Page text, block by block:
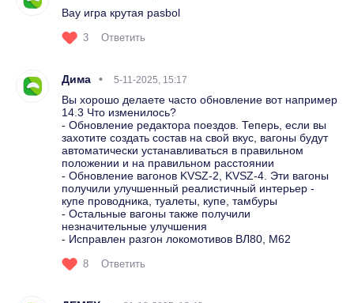
Вау игра крутая pasbol
3 Ответить
Дима 5-11-2025, 15:17
Вы хорошо делаете часто обновление вот например
14.3 Что изменилось?
- Обновление редактора поездов. Теперь, если вы
захотите создать состав на свой вкус, вагоны будут
автоматически устанавливаться в правильном
положении и на правильном расстоянии
- Обновление вагонов KVSZ-2, KVSZ-4. Эти вагоны
получили улучшенный реалистичный интерьер -
купе проводника, туалеты, купе, тамбуры
- Остальные вагоны также получили
незначительные улучшения
- Исправлен разгон локомотивов ВЛ80, М62
8 Ответить